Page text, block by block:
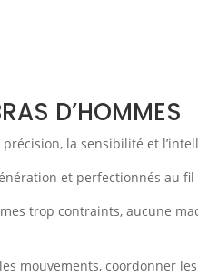
D’HOMMES
la sensibilité et
et perfectionnés au
trop contraints, aucune
mouvements, coordonner